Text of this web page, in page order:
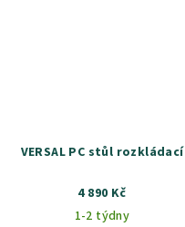
VERSAL PC stůl rozkládací
4 890 Kč
1-2 týdny